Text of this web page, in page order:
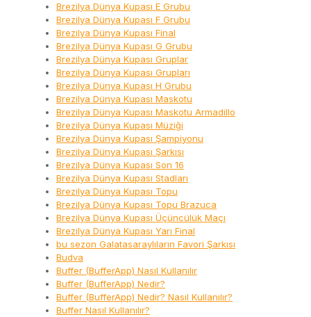
Brezilya Dünya Kupası E Grubu
Brezilya Dünya Kupası F Grubu
Brezilya Dünya Kupası Final
Brezilya Dünya Kupası G Grubu
Brezilya Dünya Kupası Gruplar
Brezilya Dünya Kupası Grupları
Brezilya Dünya Kupası H Grubu
Brezilya Dünya Kupası Maskotu
Brezilya Dünya Kupası Maskotu Armadillo
Brezilya Dünya Kupası Müziği
Brezilya Dünya Kupası Şampiyonu
Brezilya Dünya Kupası Şarkısı
Brezilya Dünya Kupası Son 16
Brezilya Dünya Kupası Stadları
Brezilya Dünya Kupası Topu
Brezilya Dünya Kupası Topu Brazuca
Brezilya Dünya Kupası Üçüncülük Maçı
Brezilya Dünya Kupası Yarı Final
bu sezon Galatasaraylıların Favori Şarkısı
Budva
Buffer (BufferApp) Nasıl Kullanılır
Buffer (BufferApp) Nedir?
Buffer (BufferApp) Nedir? Nasıl Kullanılır?
Buffer Nasıl Kullanılır?